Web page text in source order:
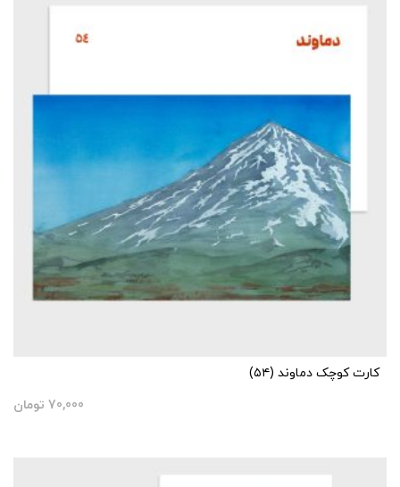
کارت کوچک دماوند (۵۴)
70,000 تومان